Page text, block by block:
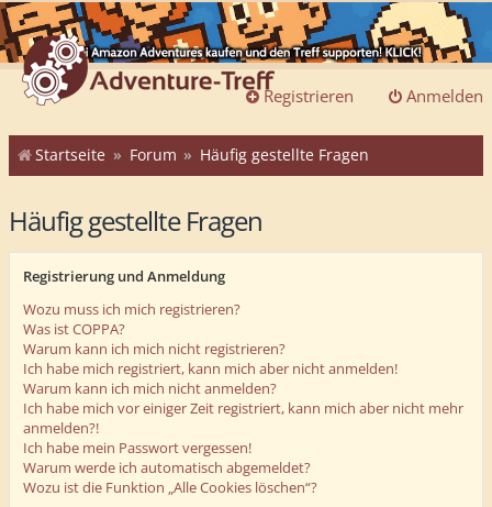
Anmelden
Registrieren
Startseite Forum Häufig gestellte Fragen
Häufig gestellte Fragen
Registrierung und Anmeldung
Wozu muss ich mich registrieren?
Was ist COPPA?
Warum kann ich mich nicht registrieren?
Ich habe mich registriert, kann mich aber nicht anmelden!
Warum kann ich mich nicht anmelden?
Ich habe mich vor einiger Zeit registriert, kann mich aber nicht mehr
anmelden?!
Ich habe mein Passwort vergessen!
Warum werde ich automatisch abgemeldet?
Wozu ist die Funktion „Alle Cookies löschen“?